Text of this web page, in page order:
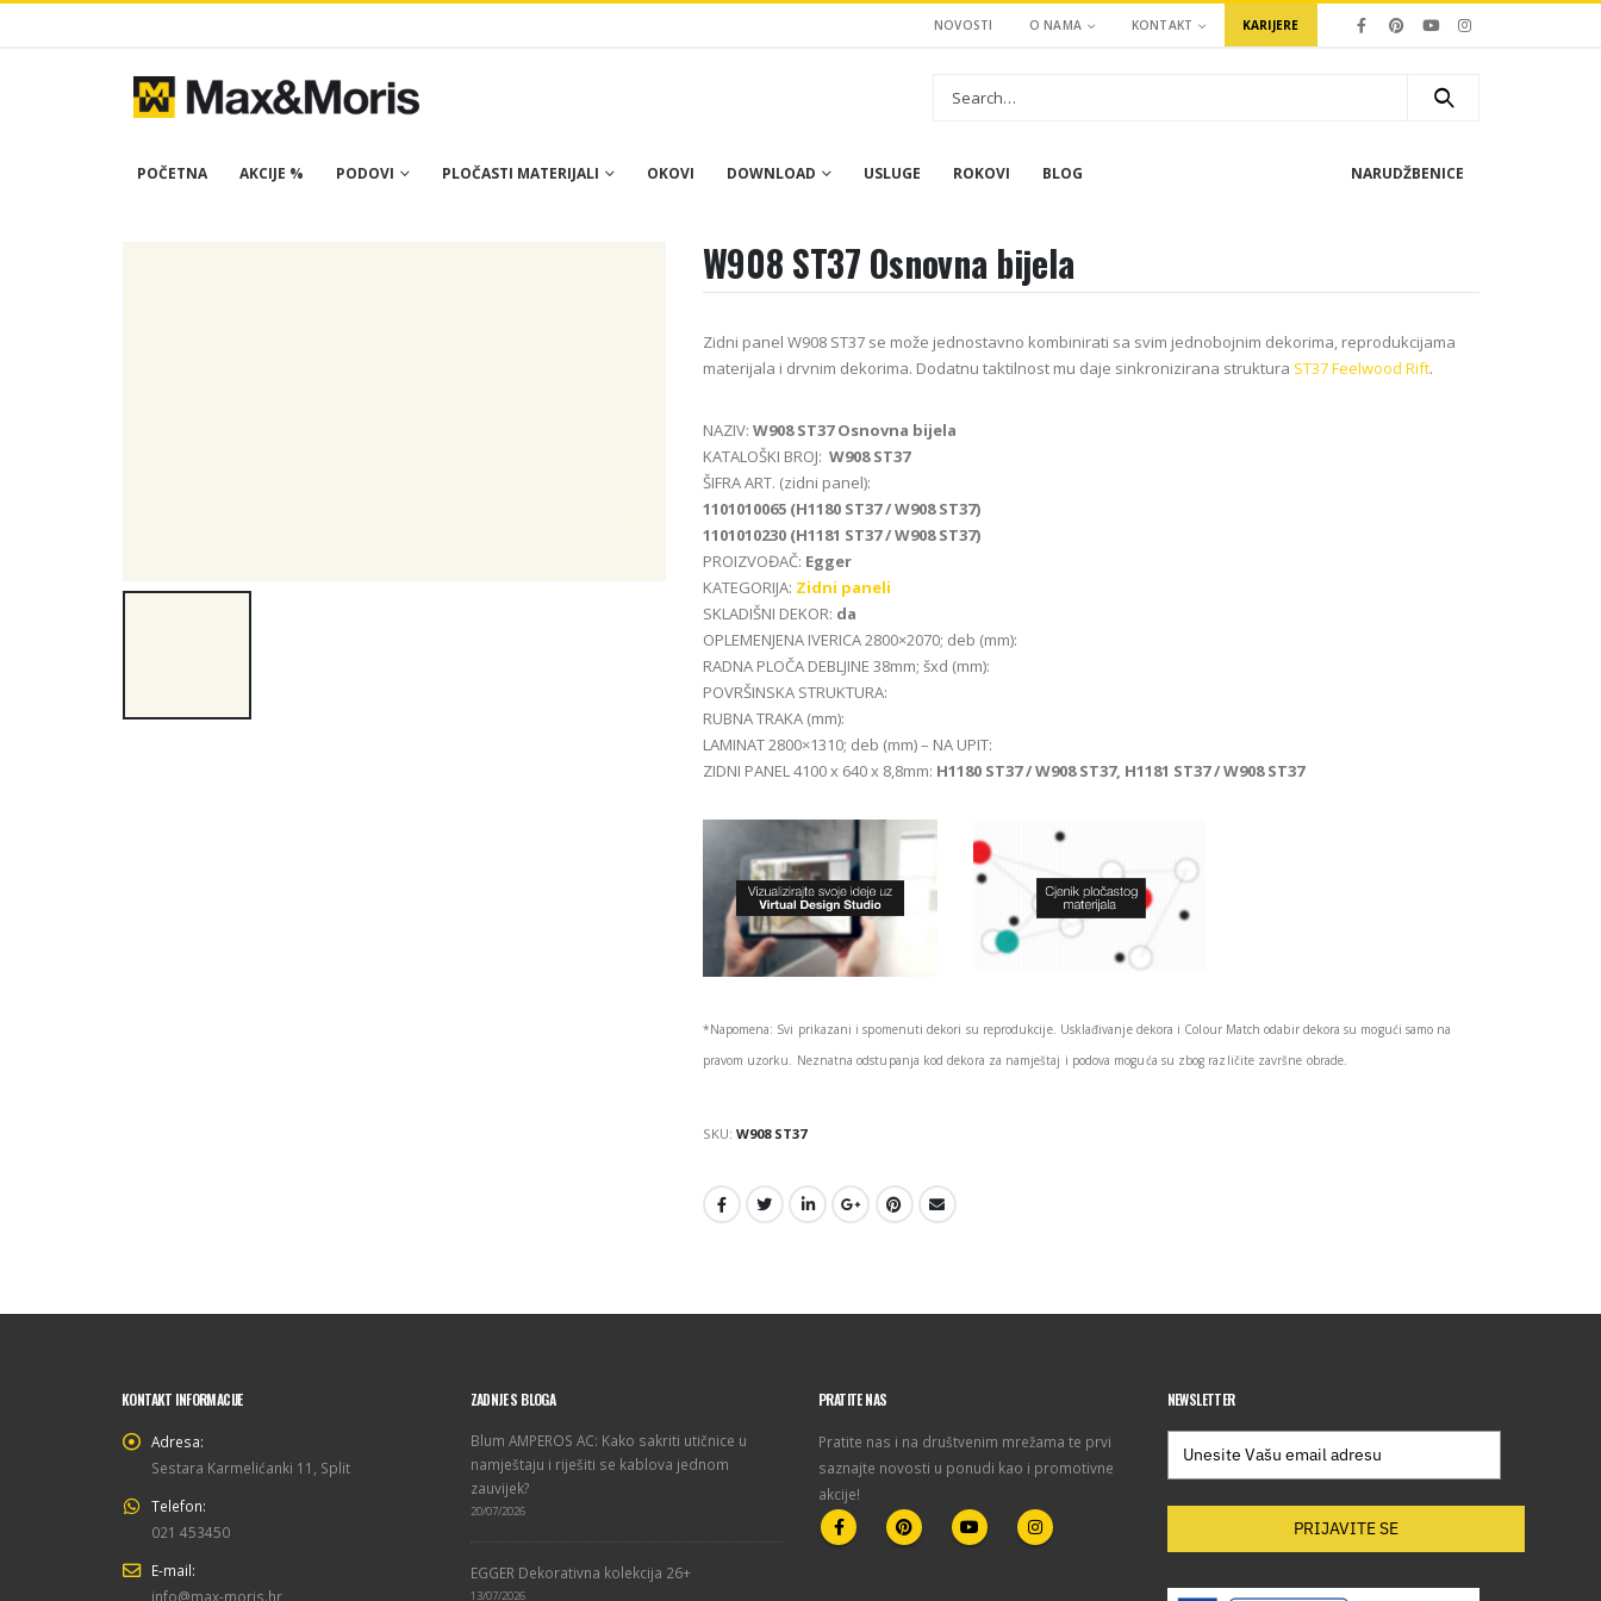
NOVOSTI O NAMA KONTAKT KARIJERE
POČETNA AKCIJE % PODOVI PLOČASTI MATERIJALI OKOVI DOWNLOAD USLUGE ROKOVI BLOG NARUDŽBENICE
W908 ST37 Osnovna bijela
Zidni panel W908 ST37 se može jednostavno kombinirati sa svim jednobojnim dekorima, reprodukcijama
materijala i drvnim dekorima. Dodatnu taktilnost mu daje sinkronizirana struktura ST37 Feelwood Rift.
NAZIV: W908 ST37 Osnovna bijela
KATALOŠKI BROJ: W908 ST37
ŠIFRA ART. (zidni panel):
1101010065 (H1180 ST37 / W908 ST37)
1101010230 (H1181 ST37 / W908 ST37)
PROIZVOĐAČ: Egger
KATEGORIJA: Zidni paneli
SKLADIŠNI DEKOR: da
OPLEMENJENA IVERICA 2800×2070; deb (mm):
RADNA PLOČA DEBLJINE 38mm; šxd (mm):
POVRŠINSKA STRUKTURA:
RUBNA TRAKA (mm):
LAMINAT 2800×1310; deb (mm) – NA UPIT:
ZIDNI PANEL 4100 x 640 x 8,8mm: H1180 ST37 / W908 ST37, H1181 ST37 / W908 ST37
*Napomena: Svi prikazani i spomenuti dekori su reprodukcije. Usklađivanje dekora i Colour Match odabir dekora su mogući samo na
pravom uzorku. Neznatna odstupanja kod dekora za namještaj i podova moguća su zbog različite završne obrade.
SKU: W908 ST37
KONTAKT INFORMACIJE
Adresa:
Sestara Karmelićanki 11, Split
Telefon:
021 453450
E-mail:
info@max-moris.hr
ZADNJE S BLOGA
Blum AMPEROS AC: Kako sakriti utičnice u
namještaju i riješiti se kablova jednom
zauvijek?
20/07/2026
EGGER Dekorativna kolekcija 26+
13/07/2026
PRATITE NAS
Pratite nas i na društvenim mrežama te prvi
saznajte novosti u ponudi kao i promotivne
akcije!
NEWSLETTER
PRIJAVITE SE